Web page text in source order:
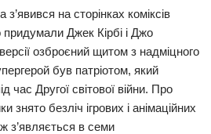
на сторінках коміксів
Джек Кірбі і Джо
озброєний щитом з надміцного
був патріотом, який
час Другої світової війни. Про
знято безліч ігрових і анімаційних
з’являється в семи